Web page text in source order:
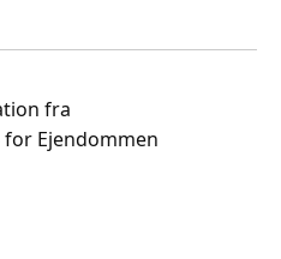
fra
Ejendommen